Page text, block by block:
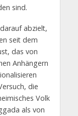
sind.
abzielt,
seit dem
das von
Anhängern
die
Volk
als von